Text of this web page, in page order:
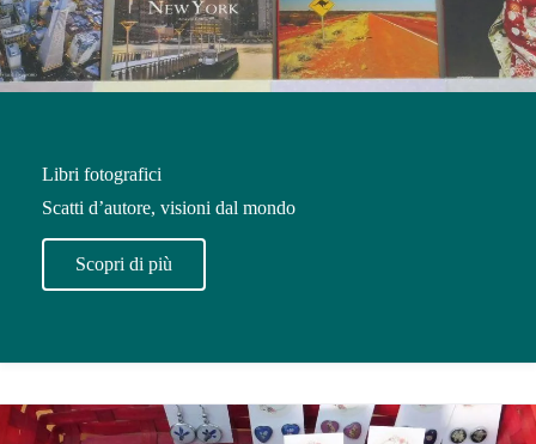
Libri fotografici
Scatti d’autore, visioni dal mondo
Scopri di più